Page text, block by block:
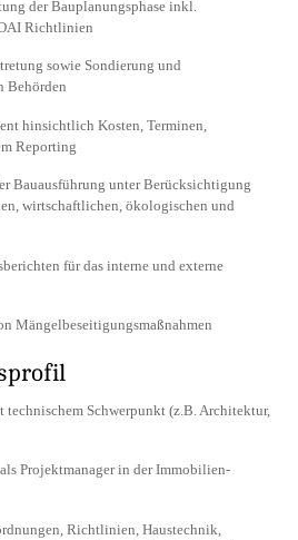
der Bauplanungsphase inkl.
Richtlinien
sowie Sondierung und
Behörden
hinsichtlich Kosten, Terminen,
Reporting
Bauausführung unter Berücksichtigung
wirtschaftlichen, ökologischen und
für das interne und externe
Mängelbeseitigungsmaßnahmen
technischem Schwerpunkt (z.B. Architektur,
Projektmanager in der Immobilien-
Richtlinien, Haustechnik,